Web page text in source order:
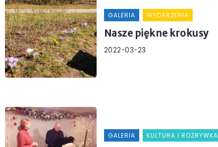
GALERIA WYDARZENIA
Nasze piękne krokusy
2022-03-23
GALERIA KULTURA I ROZRYWKA